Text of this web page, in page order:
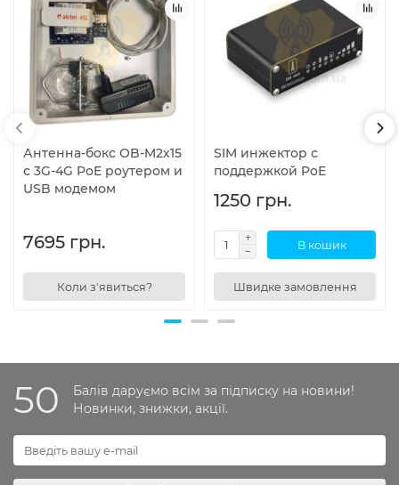
Антенна-бокс OB-M2х15
с 3G-4G PoE роутером и
USB модемом
7695 грн.
Коли з'явиться?
SIM инжектор с
поддержкой PoE
1250 грн.
В кошик
Швидке замовлення
50
Балів даруємо всім за підписку на новини!
Новинки, знижки, акції.